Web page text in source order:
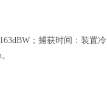
；捕获时间：装置冷